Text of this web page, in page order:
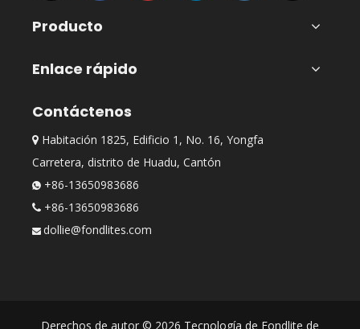
Producto
Enlace rápido
Contáctenos
 Habitación 1825, Edificio 1, No. 16, Yongfa
Carretera, distrito de Huadu, Cantón
 +86-13650983686
 +86-13650983686
 dollie@fondlites.com
Derechos de autor © 2026 Tecnología de Fondlite de